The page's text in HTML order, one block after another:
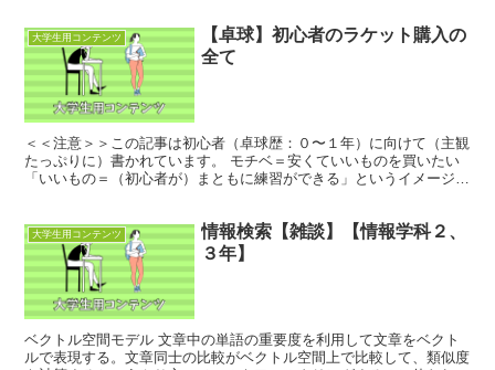
大学生用コンテンツ
【卓球】初心者のラケット購入の
全て
＜＜注意＞＞この記事は初心者（卓球歴：０〜１年）に向けて（主観
たっぷりに）書かれています。 モチベ＝安くていいものを買いたい
「いいもの＝（初心者が）まともに練習ができる」というイメージで
大学生用コンテンツ
情報検索【雑談】【情報学科２、
３年】
ベクトル空間モデル 文章中の単語の重要度を利用して文章をベクト
ルで表現する。文章同士の比較がベクトル空間上で比較して、類似度